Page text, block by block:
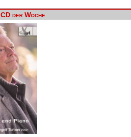
CD der Woche